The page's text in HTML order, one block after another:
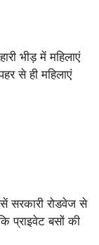
भीड़ में महिलाएं
से ही महिलाएं
सरकारी रोडवेज से
प्राइवेट बसों की